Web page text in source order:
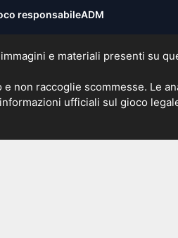
responsabileADM
e materiali presenti su
non raccoglie scommesse. Le
ufficiali sul gioco